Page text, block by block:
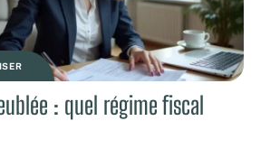
: quel régime fiscal